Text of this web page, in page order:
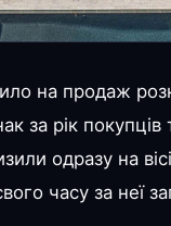
на продаж
за рік
одразу на
часу за неї